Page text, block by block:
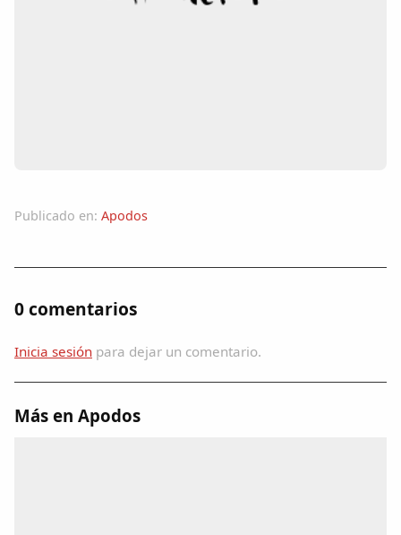
Publicado en: Apodos
0 comentarios
Inicia sesión para dejar un comentario.
Más en Apodos